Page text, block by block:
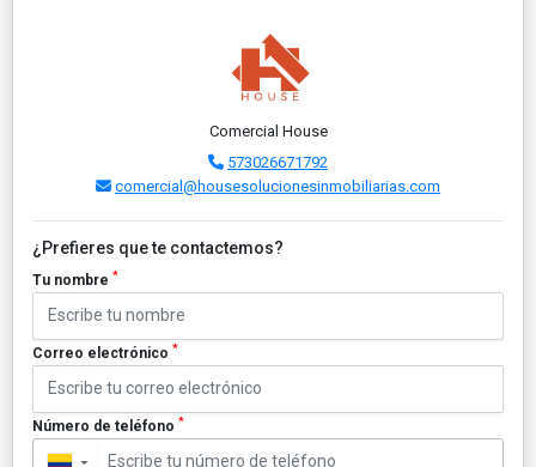
Comercial House
573026671792
comercial@housesolucionesinmobiliarias.com
¿Prefieres que te contactemos?
Tu nombre *
Correo electrónico *
Número de teléfono *
▼